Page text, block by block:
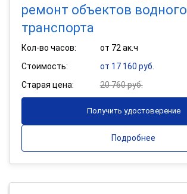
ремонт объектов водного
транспорта
Кол-во часов:
от 72 ак.ч
Стоимость:
от 17 160 руб.
Старая цена:
20 760 руб.
Получить удостоверение
Подробнее